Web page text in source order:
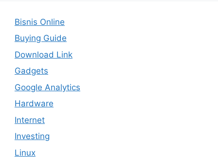
Bisnis Online
Buying Guide
Download Link
Gadgets
Google Analytics
Hardware
Internet
Investing
Linux